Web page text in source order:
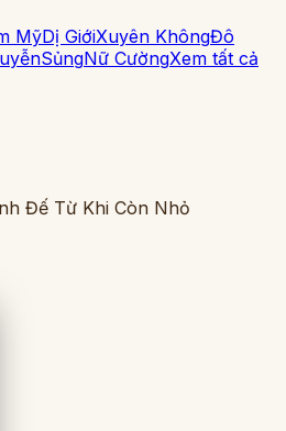
MỹDị GiớiXuyên KhôngĐô
SủngNữ CườngXem tất cả
Đế Từ Khi Còn Nhỏ